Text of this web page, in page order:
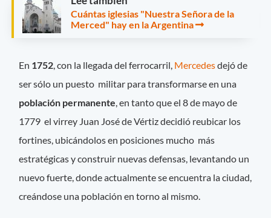
Cuántas iglesias "Nuestra Señora de la
Merced" hay en la Argentina
En 1752, con la llegada del ferrocarril, Mercedesdejó de
ser sólo un puesto militar para transformarse en una
población permanente, en tanto que el 8 de mayo de
1779 el virrey Juan José de Vértiz decidió reubicar los
fortines, ubicándolos en posiciones mucho más
estratégicas y construir nuevas defensas, levantando un
nuevo fuerte, donde actualmente se encuentra la ciudad,
creándose una población en torno al mismo.